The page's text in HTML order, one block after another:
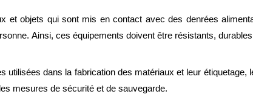
objets qui sont mis en contact avec des denrées
Ainsi, ces équipements doivent être résistants,
dans la fabrication des matériaux et leur étiquetage,
mesures de sécurité et de sauvegarde.